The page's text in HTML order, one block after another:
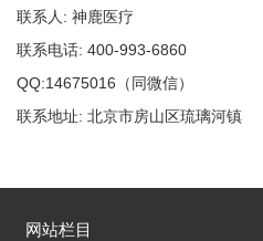
联系人: 神鹿医疗
联系电话: 400-993-6860
QQ:14675016（同微信）
联系地址: 北京市房山区琉璃河镇
网站栏目